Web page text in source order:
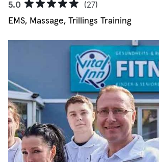
5.0
(27)
EMS, Massage, Trillings Training